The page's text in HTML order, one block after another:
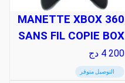
MANETTE XBOX 360
SANS FIL COPIE BOX
4 200 دج
التوصيل متوفر